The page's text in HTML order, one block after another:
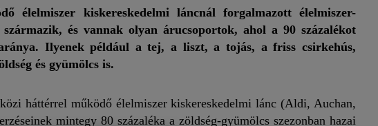
élelmiszer kiskereskedelmi láncnál forgalmazott élelmiszer-
és vannak olyan árucsoportok, ahol a 90 százalékot
Ilyenek például a tej, a liszt, a tojás, a friss csirkehús,
és gyümölcs is.
háttérrel működő élelmiszer kiskereskedelmi lánc (Aldi, Auchan,
mintegy 80 százaléka a zöldség-gyümölcs szezonban hazai